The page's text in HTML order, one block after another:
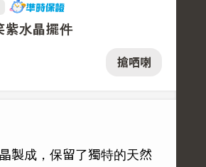
搶哂喇
紫水晶擺件
製成，保留了獨特的天然